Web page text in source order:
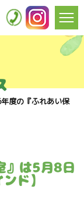
度の『ふれあい保
』は5月8日
ド】